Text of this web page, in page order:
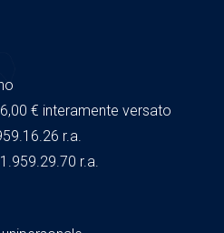
€ interamente versato
r.a.
r.a.